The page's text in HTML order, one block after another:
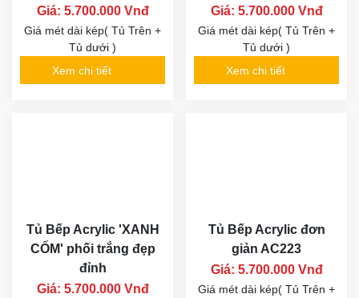
Giá: 5.700.000 Vnđ
Giá mét dài kép( Tủ Trên +
Tủ dưới )
Xem chi tiết
Giá: 5.700.000 Vnđ
Giá mét dài kép( Tủ Trên +
Tủ dưới )
Xem chi tiết
Tủ Bếp Acrylic 'XANH
CỐM' phối trắng đẹp
đỉnh
Giá: 5.700.000 Vnđ
Tủ Bếp Acrylic đơn
giản AC223
Giá: 5.700.000 Vnđ
Giá mét dài kép( Tủ Trên +